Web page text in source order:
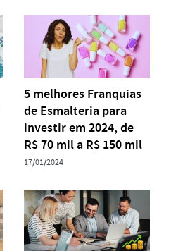
5 melhores Franquias
de Esmalteria para
investir em 2024, de
R$ 70 mil a R$ 150 mil
17/01/2024